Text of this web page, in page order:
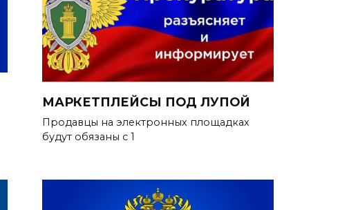
МАРКЕТПЛЕЙСЫ ПОД ЛУПОЙ
Продавцы на электронных площадках
будут обязаны с 1